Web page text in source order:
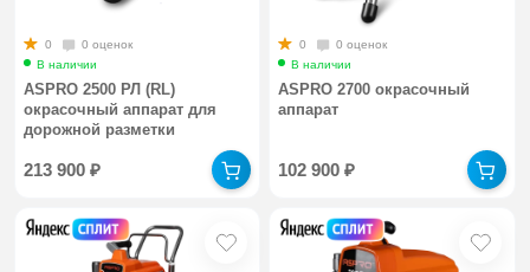
0
0 оценок
В наличии
ASPRO 2500 РЛ (RL)
окрасочный аппарат для
дорожной разметки
213 900₽
0
0 оценок
В наличии
ASPRO 2700 окрасочный
аппарат
102 900₽